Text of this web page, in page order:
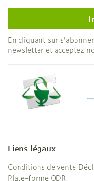
En cliquant sur
newsletter et acceptez
Liens légaux
Conditions de vente
Plate-forme ODR